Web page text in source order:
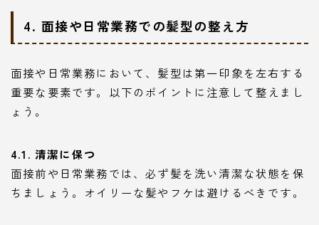
4. 面接や日常業務での髪型の整え方
面接や日常業務において、髪型は第一印象を左右する
重要な要素です。以下のポイントに注意して整えまし
ょう。
4.1. 清潔に保つ
面接前や日常業務では、必ず髪を洗い清潔な状態を保
ちましょう。オイリーな髪やフケは避けるべきです。